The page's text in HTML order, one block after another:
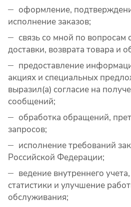
оформление,
исполнение заказов;
связь со мной по
доставки, возврата товара и
предоставление
акциях и специальных
выразил(а) согласие на
сообщений;
обработка обращений,
запросов;
исполнение требований
Российской Федерации;
ведение внутреннего
статистики и улучшение
обслуживания;